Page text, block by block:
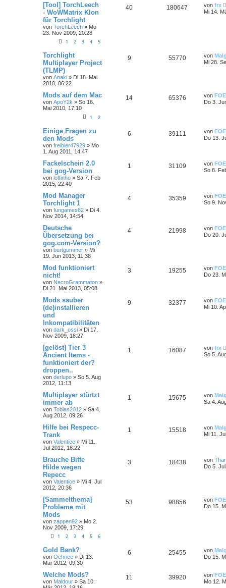
[Tool] TorchLeech
- WoWMatrix Klon
für Torchlight
von TorchLeech » Mo
23. Nov 2009, 20:28
1 2 3 4 5
40 180647 von frx
Mi 14.
Torchlight
Multiplayer Project
(TLMP)
von Anaki » Di 18. Mai
2010, 06:22
9 55770 von
Mi 28.
Mods auf dem Mac
von ApoY2k » So 16.
Mai 2010, 17:10
1 2
14 65376 von FOE
Do 3.
Einige Fragen zu
den Mods
von freibier47929 » Mo
1. Aug 2011, 14:47
6 39111 von FOE
Do 13.
Fackelschein 2.0
bei gog-Version
von loffinho » Sa 7. Feb
2015, 22:40
1 31109 von FOE
So 8.
Mod Manager
Torchlight 1
von fungames82 » Di 4.
Nov 2014, 14:54
4 35359 von FOE
So 9.
Deutsche
Übersetzung bei
gog.com-Version?
von burtgummer » Mi
19. Jun 2013, 11:38
4 21998 von FOE
Do 20.
Mod funktioniert
nicht!
von NecroGrammaton »
Di 21. Mai 2013, 05:08
3 19255 von FOE
Do 23.
Mods sauber
(de)installieren
und
Inkompatibilitäten
von dark_ossi » Di 17.
Nov 2009, 18:27
9 32377 von FOE
Mi 10.
[gelöst] Tier 3
Ancient Items -
funktioniert der?
droppen..
von derlupo » So 5. Aug
2012, 11:13
1 16087 von frx
So 5.
Multiplayer stürtzt
immer ab
von Tobias2012 » Sa 4.
Aug 2012, 09:26
1 15675 von
Sa 4.
Hilfe bei Respecc-
Trank
von Valentice » Mi 11.
Jul 2012, 18:22
1 15518 von
Mi 11.
Brauche Bitte
Hilde wegen
Repecc
von Valentice » Mi 4. Jul
2012, 20:36
3 18438 von
Do 5.
[Sammelthema]
Probleme mit
Mods
von zappen92 » Mo 2.
Nov 2009, 17:29
1 2 3 4 5 6
53 98856 von FOE
Do 15.
Gold Bank?
von Ochnee » Di 13.
Mär 2012, 09:30
6 25455 von
Do 15.
Welche Mods?
von Maldour » Sa 10.
11 39920 von FOE
Mo 12.